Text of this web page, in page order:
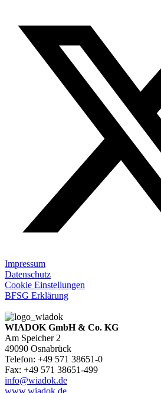
Impressum
Datenschutz
Cookie Einstellungen
BFSG Erklärung
WIADOK GmbH & Co. KG
Am Speicher 2
49090 Osnabrück
Telefon: +49 571 38651-0
Fax: +49 571 38651-499
info@wiadok.de